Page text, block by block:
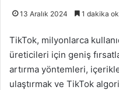
13 Aralık 2024 1 dakika
TikTok, milyonlarca
üreticileri için geniş
artırma yöntemleri,
ulaştırmak ve TikTok